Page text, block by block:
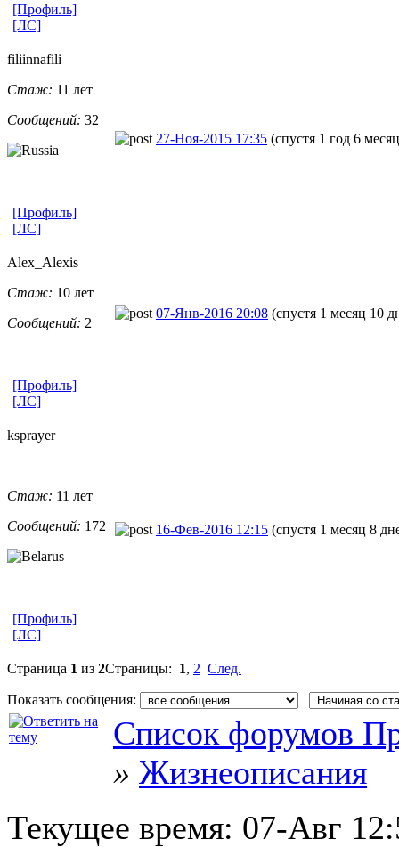
[Профиль]
[ЛС]
filiinnafili
Стаж: 11 лет
Сообщений: 32
27-Ноя-2015 17:35 (спустя 1 год 6
[Профиль]
[ЛС]
Alex_Alexis
Стаж: 10 лет
Сообщений: 2
07-Янв-2016 20:08 (спустя 1 месяц 10
[Профиль]
[ЛС]
ksprayer
Стаж: 11 лет
Сообщений: 172 16-Фев-2016 12:15 (спустя 1 месяц 8
[Профиль]
[ЛС]
Страница 1 из 2Страницы: 1, 2 След.
Показать сообщения:
Список форумов
» Жизнеописания
Текущее время: 07-Авг